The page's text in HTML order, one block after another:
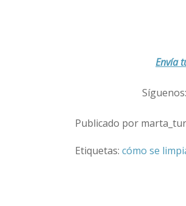
Envía
Síguenos:
Publicado por
Etiquetas: cómo se